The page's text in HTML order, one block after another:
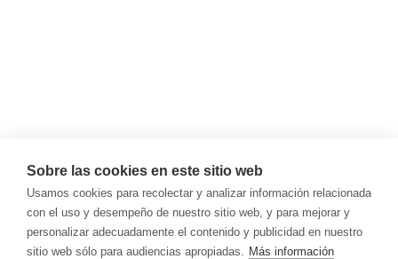
Sobre las cookies en este sitio web
Usamos cookies para recolectar y analizar información relacionada
con el uso y desempeño de nuestro sitio web, y para mejorar y
personalizar adecuadamente el contenido y publicidad en nuestro
sitio web sólo para audiencias apropiadas. Más información